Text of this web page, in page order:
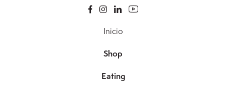
Inicio
Shop
Eating